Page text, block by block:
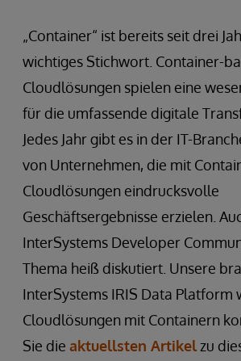
„Container“ ist bereits seit drei
wichtiges Stichwort. Container-
Cloudlösungen spielen eine
für die umfassende digitale
Jedes Jahr gibt es in der IT-
von Unternehmen, die mit
Cloudlösungen eindrucksvolle
Geschäftsergebnisse erzielen.
InterSystems Developer
Thema heiß diskutiert. Unsere
InterSystems IRIS Data Platform
Cloudlösungen mit Containern
Sie die aktuellsten Artikel zu